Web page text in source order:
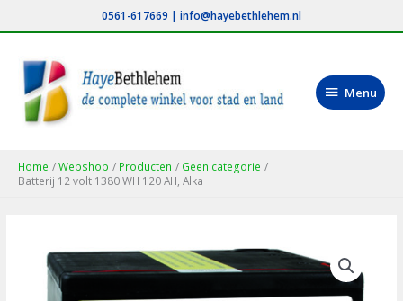
naar
inhoud
0561-617669 | info@hayebethlehem.nl
Menu
Menu
Home Webshop Producten
Geen categorie
Batterij 12 volt 1380 WH 120 AH, Alka